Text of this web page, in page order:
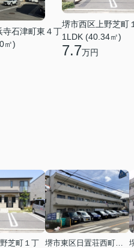
寺石津町東４丁
㎡)
堺市西区上野芝町
1LDK (40.34㎡)
7.7万円
芝町１丁